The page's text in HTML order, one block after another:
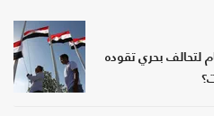
لتحالف بحري تقوده